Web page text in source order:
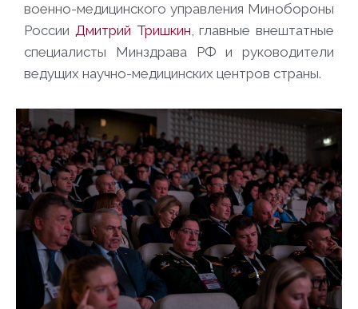
военно-медицинского управления Минобороны
России Дмитрий Тришкин, главные внештатные
специалисты Минздрава РФ и руководители
ведущих научно-медицинских центров страны.